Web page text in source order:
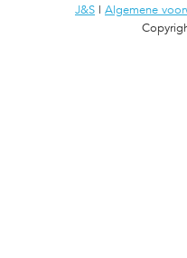
J&S | Algemene